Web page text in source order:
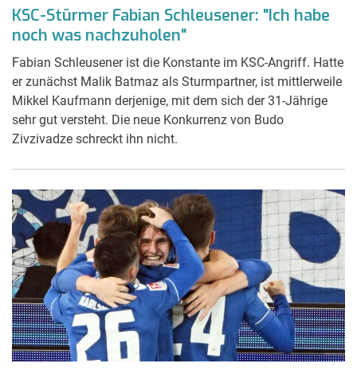
KSC-Stürmer Fabian Schleusener: "Ich habe
noch was nachzuholen"
Fabian Schleusener ist die Konstante im KSC-Angriff. Hatte
er zunächst Malik Batmaz als Sturmpartner, ist mittlerweile
Mikkel Kaufmann derjenige, mit dem sich der 31-Jährige
sehr gut versteht. Die neue Konkurrenz von Budo
Zivzivadze schreckt ihn nicht.